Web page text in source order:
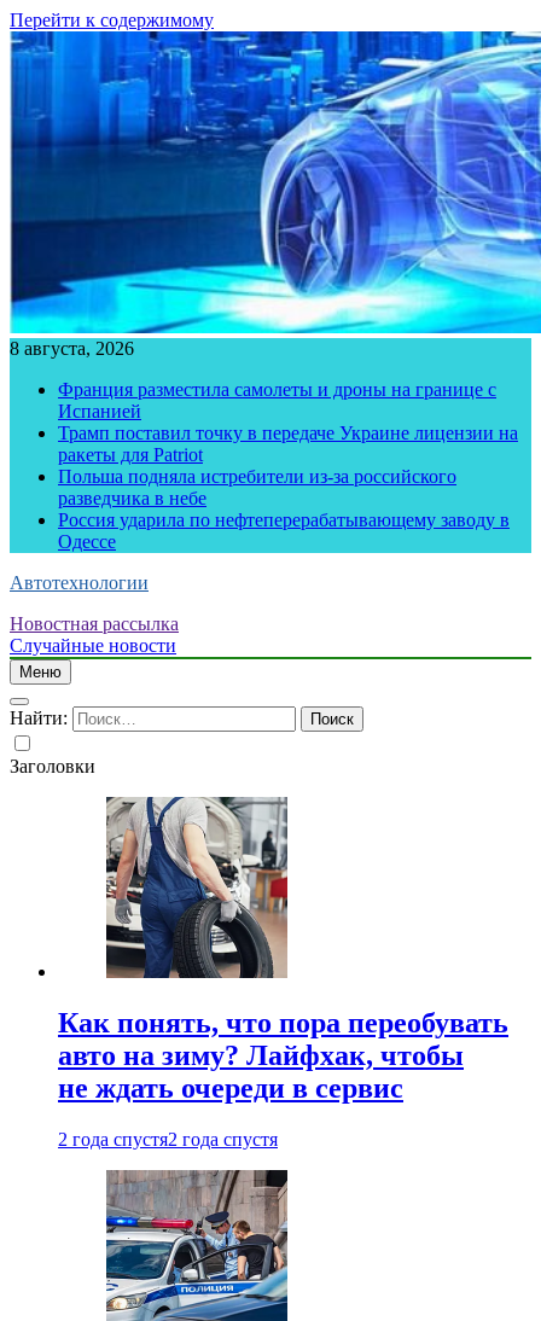
Перейти к содержимому
8 августа, 2026
Франция разместила самолеты и дроны на границе с
Испанией
Трамп поставил точку в передаче Украине лицензии на
ракеты для Patriot
Польша подняла истребители из-за российского
разведчика в небе
Россия ударила по нефтеперерабатывающему заводу в
Одессе
Автотехнологии
Новостная рассылка
Случайные новости
Меню
Найти:
Заголовки
Как понять, что пора переобувать
авто на зиму? Лайфхак, чтобы
не ждать очереди в сервис
2 года спустя2 года спустя